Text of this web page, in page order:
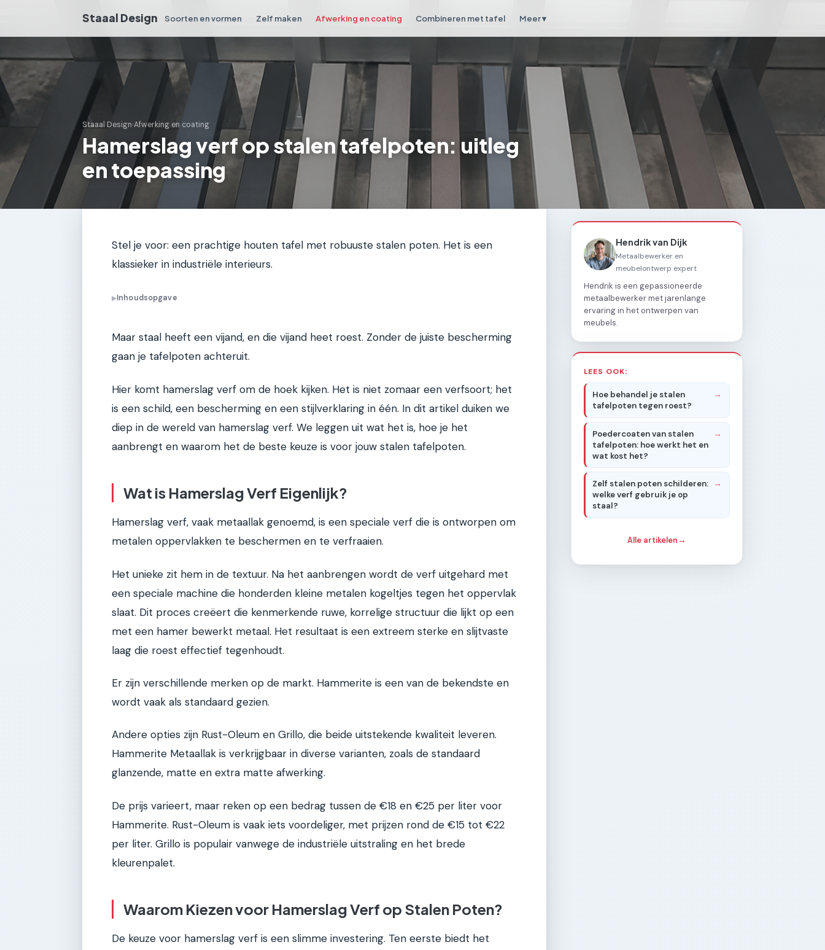
Staaal Design Soorten en vormen Zelf maken Afwerking en coating Combineren met tafel Meer ▾
Staaal Design›Afwerking en coating
Hamerslag verf op stalen tafelpoten: uitleg
en toepassing
Stel je voor: een prachtige houten tafel met robuuste stalen poten. Het is een
klassieker in industriële interieurs.
▶Inhoudsopgave
Maar staal heeft een vijand, en die vijand heet roest. Zonder de juiste bescherming
gaan je tafelpoten achteruit.
Hier komt hamerslag verf om de hoek kijken. Het is niet zomaar een verfsoort; het
is een schild, een bescherming en een stijlverklaring in één. In dit artikel duiken we
diep in de wereld van hamerslag verf. We leggen uit wat het is, hoe je het
aanbrengt en waarom het de beste keuze is voor jouw stalen tafelpoten.
Wat is Hamerslag Verf Eigenlijk?
Hamerslag verf, vaak metaallak genoemd, is een speciale verf die is ontworpen om
metalen oppervlakken te beschermen en te verfraaien.
Het unieke zit hem in de textuur. Na het aanbrengen wordt de verf uitgehard met
een speciale machine die honderden kleine metalen kogeltjes tegen het oppervlak
slaat. Dit proces creëert die kenmerkende ruwe, korrelige structuur die lijkt op een
met een hamer bewerkt metaal. Het resultaat is een extreem sterke en slijtvaste
laag die roest effectief tegenhoudt.
Er zijn verschillende merken op de markt. Hammerite is een van de bekendste en
wordt vaak als standaard gezien.
Andere opties zijn Rust-Oleum en Grillo, die beide uitstekende kwaliteit leveren.
Hammerite Metaallak is verkrijgbaar in diverse varianten, zoals de standaard
glanzende, matte en extra matte afwerking.
De prijs varieert, maar reken op een bedrag tussen de €18 en €25 per liter voor
Hammerite. Rust-Oleum is vaak iets voordeliger, met prijzen rond de €15 tot €22
per liter. Grillo is populair vanwege de industriële uitstraling en het brede
kleurenpalet.
Waarom Kiezen voor Hamerslag Verf op Stalen Poten?
De keuze voor hamerslag verf is een slimme investering. Ten eerste biedt het
Hendrik van Dijk
Metaalbewerker en
meubelontwerp expert
Hendrik is een gepassioneerde
metaalbewerker met jarenlange
ervaring in het ontwerpen van
meubels.
LEES OOK:
Hoe behandel je stalen
tafelpoten tegen roest?
Poedercoaten van stalen
tafelpoten: hoe werkt het en
wat kost het?
Zelf stalen poten schilderen:
welke verf gebruik je op
staal?
Alle artikelen